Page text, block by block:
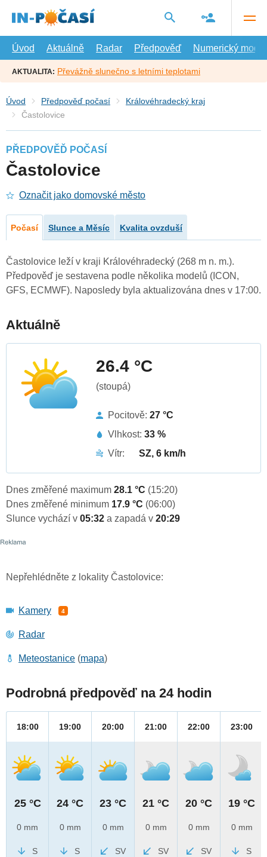
hlavní
Úvod
Aktuálně Radar Předpověď Numerický model
AKTUALITA: Převážně slunečno s letními teplotami
Úvod Předpověď počasí
Královéhradecký kraj
Častolovice
PŘEDPOVĚĎ POČASÍ
Častolovice
Označit jako domovské město
Počasí Slunce a Měsíc Kvalita ovzduší
Častolovice leží v kraji Královéhradecký (268 m n. m.).
Předpověď je sestavena podle několika modelů (ICON,
GFS, ECMWF). Naposledy byla aktualizována dnes v 17:00.
Aktuálně
26.4 °C
(stoupá)
Pocitově: 27 °C
Vlhkost: 33 %
Vítr:
SZ, 6 km/h
Dnes změřené maximum 28.1 °C (15:20)
Dnes změřené minimum 17.9 °C (06:00)
Slunce vychází v 05:32 a zapadá v 20:29
Nepřehlédněte z lokality Častolovice:
Kamery 4
Radar
Meteostanice (mapa)
Podrobná předpověď na 24 hodin
18:00
25 °C
0 mm
S
19:00
24 °C
0 mm
S
20:00
23 °C
0 mm
SV
21:00
21 °C
0 mm
SV
22:00
20 °C
0 mm
SV
23:00
19 °C
0 mm
S